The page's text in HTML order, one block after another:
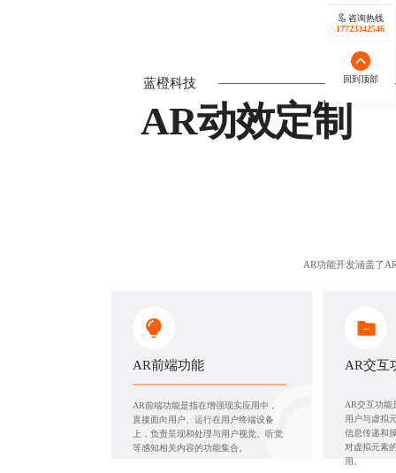
蓝橙科技
AR动效定制
AR功能开发涵盖了
AR前端功能
AR前端功能是指在增强现实应用中，
直接面向用户、运行在用户终端设备
上，负责呈现和处理与用户视觉、听觉
等感知相关内容的功能集合。
AR交互
AR交互功能
用户与虚拟
信息传递和
对虚拟元素
用。
咨询热线
17723342546
回到顶部